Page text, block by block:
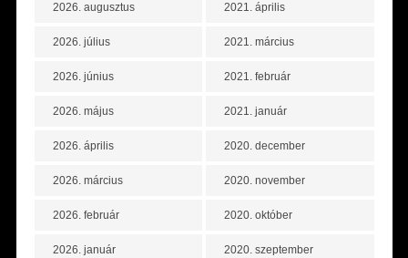
2026. augusztus
2026. július
2026. június
2026. május
2026. április
2026. március
2026. február
2026. január
2021. április
2021. március
2021. február
2021. január
2020. december
2020. november
2020. október
2020. szeptember